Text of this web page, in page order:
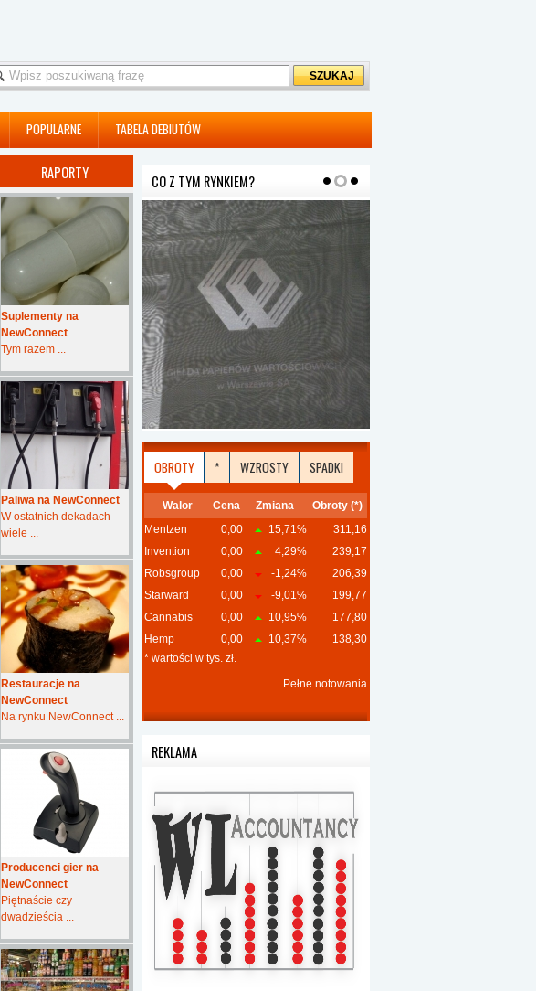
POPULARNE TABELA DEBIUTÓW
RAPORTY
Suplementy na
NewConnect
Tym razem ...
Paliwa na NewConnect
W ostatnich dekadach
wiele ...
Restauracje na
NewConnect
Na rynku NewConnect ...
Producenci gier na
NewConnect
Piętnaście czy
dwadzieścia ...
CO Z TYM RYNKIEM?
OBROTY * WZROSTY SPADKI
Walor Cena Zmiana
Obroty (*)
Mentzen
0,00 15,71%
311,16
Invention
0,00 4,29%
239,17
Robsgroup
0,00 -1,24%
206,39
Starward
0,00 -9,01%
199,77
Cannabis
0,00 10,95%
177,80
Hemp
0,00 10,37%
138,30
* wartości w tys. zł.
Pełne notowania
REKLAMA